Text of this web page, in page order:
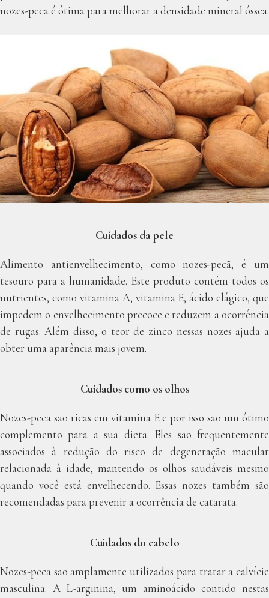
nozes-pecã é ótima para melhorar a densidade mineral óssea.
Cuidados da pele
Alimento antienvelhecimento, como nozes-pecã, é um
tesouro para a humanidade. Este produto contém todos os
nutrientes, como vitamina A, vitamina E, ácido elágico, que
impedem o envelhecimento precoce e reduzem a ocorrência
de rugas. Além disso, o teor de zinco nessas nozes ajuda a
obter uma aparência mais jovem.
Cuidados como os olhos
Nozes-pecã são ricas em vitamina E e por isso são um ótimo
complemento para a sua dieta. Eles são frequentemente
associados à redução do risco de degeneração macular
relacionada à idade, mantendo os olhos saudáveis mesmo
quando você está envelhecendo. Essas nozes também são
recomendadas para prevenir a ocorrência de catarata.
Cuidados do cabelo
Nozes-pecã são amplamente utilizados para tratar a calvície
masculina. A L-arginina, um aminoácido contido nestas